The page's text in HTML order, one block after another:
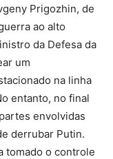
Prigozhin, de
ao alto
da Defesa da
um
na linha
entanto, no final
envolvidas
derrubar Putin.
tomado o controle